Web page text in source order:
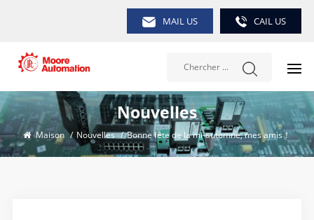
MAIL US CAIL US
Nouvelles
Maison / Nouvelles / Bonne fête de la mi-automne, mes amis！